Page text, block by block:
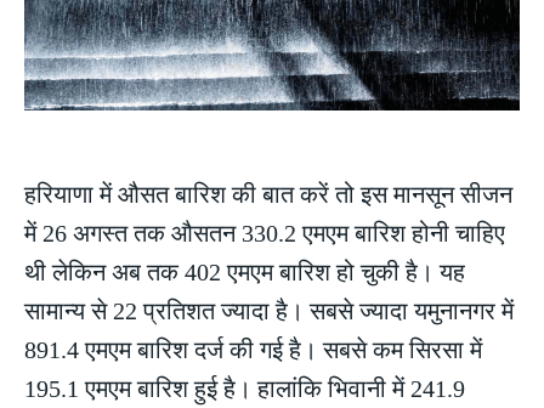
हरियाणा में औसत बारिश की बात करें तो इस मानसून सीजन
में 26 अगस्त तक औसतन 330.2 एमएम बारिश होनी चाहिए
थी लेकिन अब तक 402 एमएम बारिश हो चुकी है। यह
सामान्य से 22 प्रतिशत ज्यादा है। सबसे ज्यादा यमुनानगर में
891.4 एमएम बारिश दर्ज की गई है। सबसे कम सिरसा में
195.1 एमएम बारिश हुई है। हालांकि भिवानी में 241.9